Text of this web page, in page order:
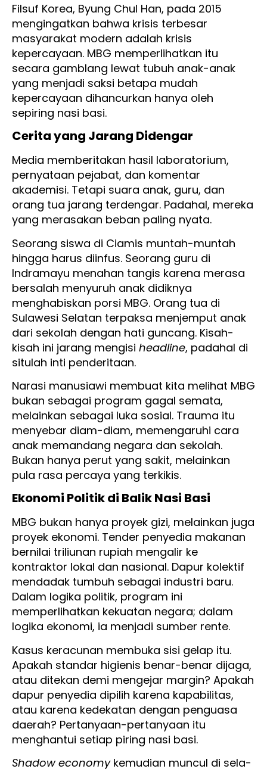
Filsuf Korea, Byung Chul Han, pada 2015
mengingatkan bahwa krisis terbesar
masyarakat modern adalah krisis
kepercayaan. MBG memperlihatkan itu
secara gamblang lewat tubuh anak-anak
yang menjadi saksi betapa mudah
kepercayaan dihancurkan hanya oleh
sepiring nasi basi.
Cerita yang Jarang Didengar
Media memberitakan hasil laboratorium,
pernyataan pejabat, dan komentar
akademisi. Tetapi suara anak, guru, dan
orang tua jarang terdengar. Padahal, mereka
yang merasakan beban paling nyata.
Seorang siswa di Ciamis muntah-muntah
hingga harus diinfus. Seorang guru di
Indramayu menahan tangis karena merasa
bersalah menyuruh anak didiknya
menghabiskan porsi MBG. Orang tua di
Sulawesi Selatan terpaksa menjemput anak
dari sekolah dengan hati guncang. Kisah-
kisah ini jarang mengisi headline, padahal di
situlah inti penderitaan.
Narasi manusiawi membuat kita melihat MBG
bukan sebagai program gagal semata,
melainkan sebagai luka sosial. Trauma itu
menyebar diam-diam, memengaruhi cara
anak memandang negara dan sekolah.
Bukan hanya perut yang sakit, melainkan
pula rasa percaya yang terkikis.
Ekonomi Politik di Balik Nasi Basi
MBG bukan hanya proyek gizi, melainkan juga
proyek ekonomi. Tender penyedia makanan
bernilai triliunan rupiah mengalir ke
kontraktor lokal dan nasional. Dapur kolektif
mendadak tumbuh sebagai industri baru.
Dalam logika politik, program ini
memperlihatkan kekuatan negara; dalam
logika ekonomi, ia menjadi sumber rente.
Kasus keracunan membuka sisi gelap itu.
Apakah standar higienis benar-benar dijaga,
atau ditekan demi mengejar margin? Apakah
dapur penyedia dipilih karena kapabilitas,
atau karena kedekatan dengan penguasa
daerah? Pertanyaan-pertanyaan itu
menghantui setiap piring nasi basi.
Shadow economykemudian muncul di sela-